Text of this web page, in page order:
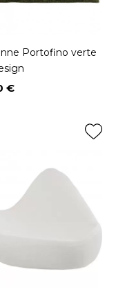
Portofino verte
€